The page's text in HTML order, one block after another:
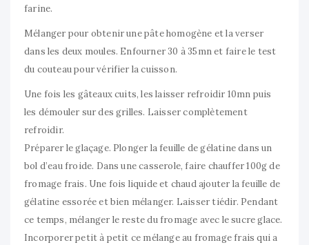
farine.
Mélanger pour obtenir une pâte homogène et la verser
dans les deux moules. Enfourner 30 à 35mn et faire le test
du couteau pour vérifier la cuisson.
Une fois les gâteaux cuits, les laisser refroidir 10mn puis
les démouler sur des grilles. Laisser complètement
refroidir.
Préparer le glaçage. Plonger la feuille de gélatine dans un
bol d’eau froide. Dans une casserole, faire chauffer 100g de
fromage frais. Une fois liquide et chaud ajouter la feuille de
gélatine essorée et bien mélanger. Laisser tiédir. Pendant
ce temps, mélanger le reste du fromage avec le sucre glace.
Incorporer petit à petit ce mélange au fromage frais qui a